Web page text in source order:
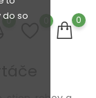
so
0 0